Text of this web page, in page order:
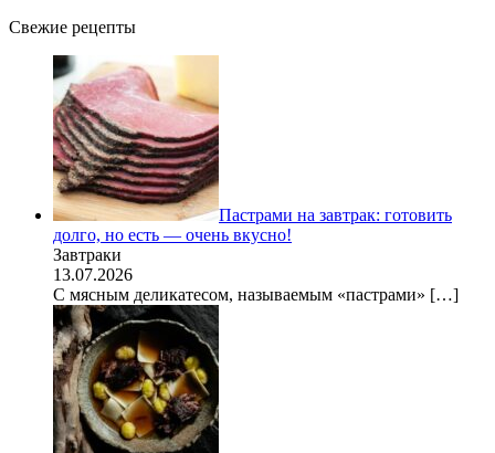
Свежие рецепты
Пастрами на завтрак: готовить
долго, но есть — очень вкусно!
Завтраки
13.07.2026
С мясным деликатесом, называемым «пастрами» […]